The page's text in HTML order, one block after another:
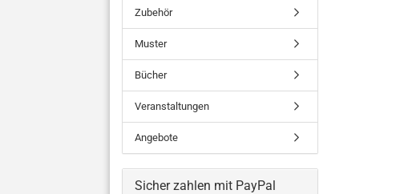
Zubehör
Muster
Bücher
Veranstaltungen
Angebote
Sicher zahlen mit PayPal